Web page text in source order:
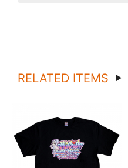
RELATED ITEMS